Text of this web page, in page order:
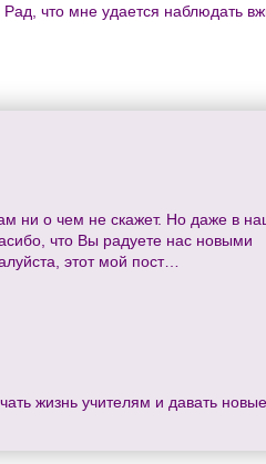
что мне удается наблюдать
ни о чем не скажет. Но даже в
что Вы радуете нас новыми
этот мой пост…
жизнь учителям и давать